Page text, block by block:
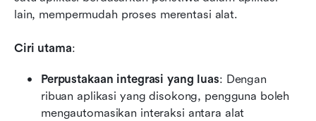
lain, mempermudah proses merentasi alat.
Ciri utama:
Perpustakaan integrasi yang luas: Dengan
ribuan aplikasi yang disokong, pengguna boleh
mengautomasikan interaksi antara alat